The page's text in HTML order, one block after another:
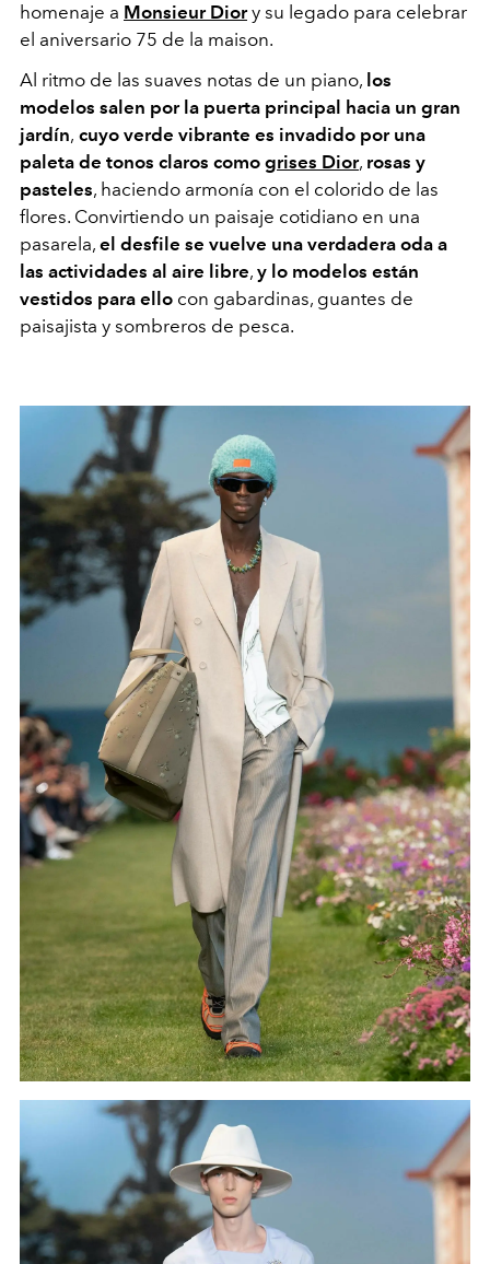
homenaje a Monsieur Diory su legado para celebrar
el aniversario 75 de la maison.
Al ritmo de las suaves notas de un piano, los
modelos salen por la puerta principal hacia un gran
jardín, cuyo verde vibrante es invadido por una
paleta de tonos claros como grises Dior, rosas y
pasteles, haciendo armonía con el colorido de las
flores. Convirtiendo un paisaje cotidiano en una
pasarela, el desfile se vuelve una verdadera oda a
las actividades al aire libre, y lo modelos están
vestidos para ello con gabardinas, guantes de
paisajista y sombreros de pesca.